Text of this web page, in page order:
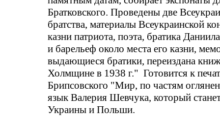
Братковского. Проведены две
братства, материалы Всеукраинской
казни патриота, поэта, братика
и барельеф около места его казни,
выдающиеся братики, переиздана
Холмщине в 1938 г." Готовится к
Брипсовского "Мир, по частям
язык Валерия Шевчука, который
Украины и Польши.